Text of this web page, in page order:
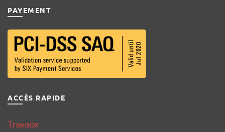
PAYEMENT
ACCÈS RAPIDE
Travaux